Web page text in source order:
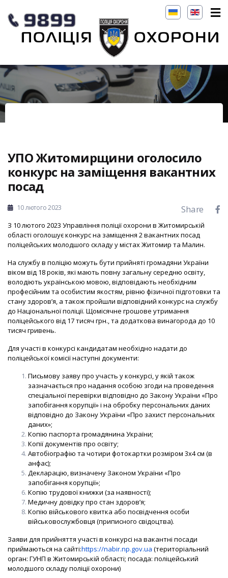
УПО Житомирщини оголосило
конкурс на заміщення вакантних
посад
10 лютого 2023 Share
З 10 лютого 2023 Управління поліції охорони в Житомирській
області оголошує конкурс на заміщення 2 вакантних посад
поліцейських молодшого складу у містах Житомир та Малин.
На службу в поліцію можуть бути прийняті громадяни України
віком від 18 років, які мають повну загальну середню освіту,
володіють українською мовою, відповідають необхідним
професійним та особистим якостям, рівню фізичної підготовки та
стану здоров’я, а також пройшли відповідний конкурс на службу
до Національної поліції. Щомісячне грошове утримання
поліцейського від 17 тисяч грн., та додаткова винагорода до 10
тисяч гривень.
Для участі в конкурсі кандидатам необхідно надати до
поліцейської комісії наступні документи:
Письмову заяву про участь у конкурсі, у якій також
зазначається про надання особою згоди на проведення
спеціальної перевірки відповідно до Закону України «Про
запобігання корупції» і на обробку персональних даних
відповідно до Закону України «Про захист персональних
даних»;
Копію паспорта громадянина України;
Копії документів про освіту;
Автобіографію та чотири фотокартки розміром 3х4 см (в
анфас);
Декларацію, визначену Законом України «Про
запобігання корупції»;
Копію трудової книжки (за наявності);
Медичну довідку про стан здоров’я;
Копію військового квитка або посвідчення особи
військовослужбовця (приписного свідоцтва).
Заяви для прийняття участі в конкурсі на вакантні посади
приймаються на сайті:https://nabir.np.gov.ua (територіальний
орган: ГУНП в Житомирській області; посада: поліцейський
молодшого складу поліції охорони)